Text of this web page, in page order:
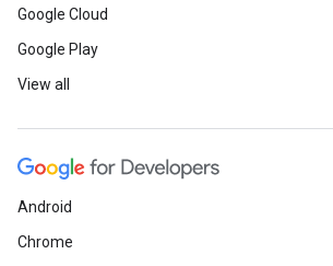
Google Cloud
Google Play
View all
Android
Chrome